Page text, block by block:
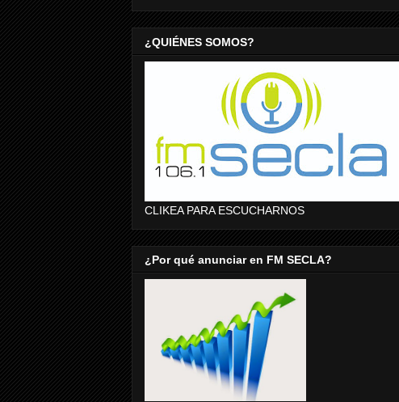
¿QUIÉNES SOMOS?
CLIKEA PARA ESCUCHARNOS
¿Por qué anunciar en FM SECLA?